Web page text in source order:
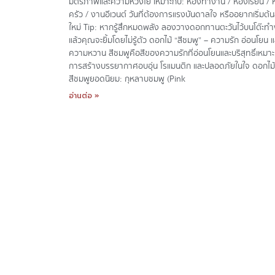
ครัว / งานอีเวนต์ วันที่ต้องการแรงบันดาลใจ หรืออยากเริ่มต้
ใหม่ Tip: หากรู้สึกหมดพลัง ลองวางดอกทานตะวันไว้บนโต๊ะท
แล้วคุณจะยิ้มโดยไม่รู้ตัว ดอกไม้ “สีชมพู” – ความรัก อ่อนโยน แ
ความหวาน สีชมพูคือสีของความรักที่อ่อนโยนและบริสุทธิ์เหมา
การสร้างบรรยากาศอบอุ่น โรแมนติก และปลอดภัยในใจ ดอกไม้
สีชมพูยอดนิยม: กุหลาบชมพู (Pink
อ่านต่อ »